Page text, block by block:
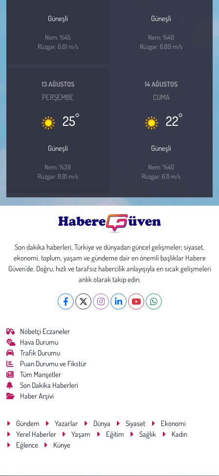
Güneşli
Nem: %45
Rüzgar: 6.61 m/s
Güneşli
Nem: %40
Rüzgar: 6.89 m/s
13 AĞUSTOS
PERŞEMBE
25°
Güneşli
Nem: %39
Rüzgar: 8.81 m/s
14 AĞUSTOS
CUMA
22°
Güneşli
Nem: %40
Rüzgar: 6.11 m/s
Son dakika haberleri, Türkiye ve dünyadan güncel gelişmeler; siyaset,
ekonomi, toplum, yaşam ve gündeme dair en önemli başlıklar Habere
Güven’de. Doğru, hızlı ve tarafsız habercilik anlayışıyla en sıcak gelişmeleri
anlık olarak takip edin.
Nöbetçi Eczaneler
Hava Durumu
Trafik Durumu
Puan Durumu ve Fikstür
Tüm Manşetler
Son Dakika Haberleri
Haber Arşivi
Gündem Yazarlar Dünya Siyaset
Ekonomi
Yerel Haberler
Yaşam Eğitim Sağlık
Kadın
Eğlence
Künye